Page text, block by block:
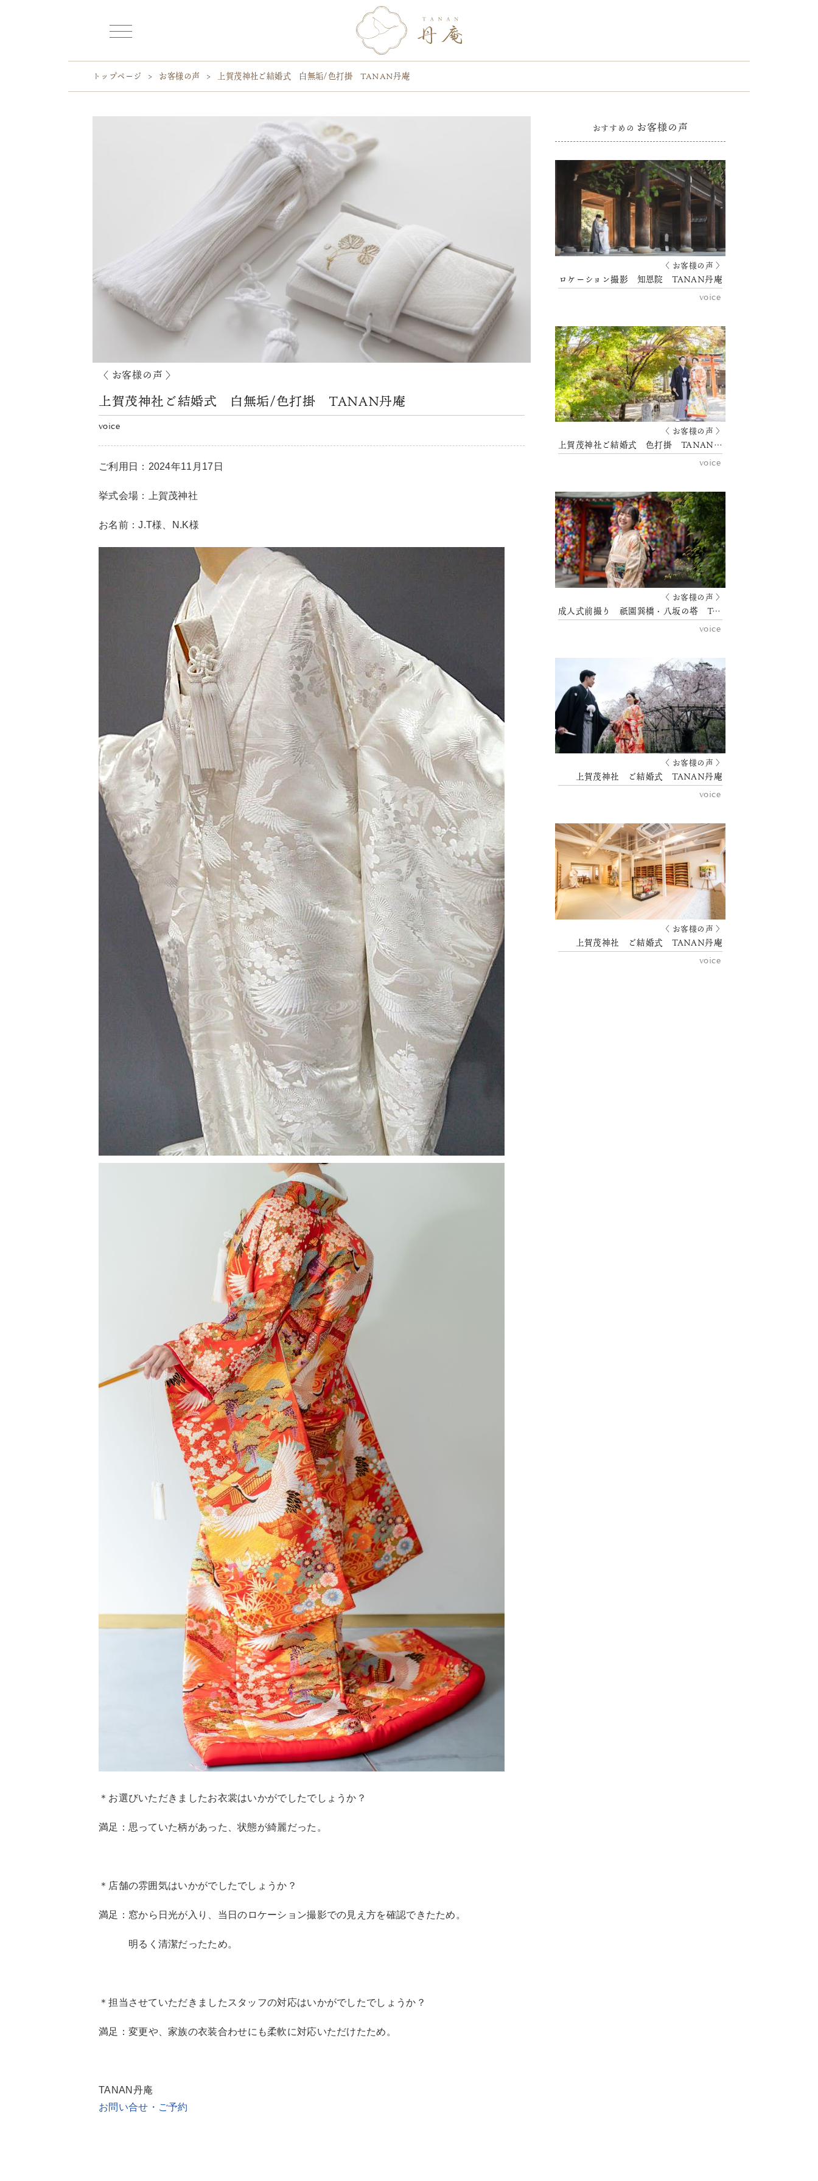
トップページ > お客様の声 > 上賀茂神社ご結婚式 白無垢/色打掛 TANAN丹庵
〈 お客様の声 〉
上賀茂神社ご結婚式 白無垢/色打掛 TANAN丹庵
voice
ご利用日：2024年11月17日
挙式会場：上賀茂神社
お名前：J.T様、N.K様
＊ お選びいただきましたお衣裳はいかがでしたでしょうか？
満足： 思っていた柄があった、状態が綺麗だった。
＊ 店舗の雰囲気はいかがでしたでしょうか？
満足：窓から日光が入り、当日のロケーション撮影での見え方を確認できたため。
明るく清潔だったため。
＊担当させていただきましたスタッフの対応はいかがでしたでしょうか？
満足：変更や、家族の衣装合わせにも柔軟に対応いただけたため。
TANAN丹庵
お問い合せ・ご予約
おすすめの お客様の声
〈 お客様の声 〉
ロケーション撮影 知恩院 TANAN丹庵
voice
〈 お客様の声 〉
上賀茂神社ご結婚式 色打掛 TANAN丹庵
voice
〈 お客様の声 〉
成人式前撮り 祇園巽橋・八坂の塔 TANAN丹庵
voice
〈 お客様の声 〉
上賀茂神社 ご結婚式 TANAN丹庵
voice
〈 お客様の声 〉
上賀茂神社 ご結婚式 TANAN丹庵
voice